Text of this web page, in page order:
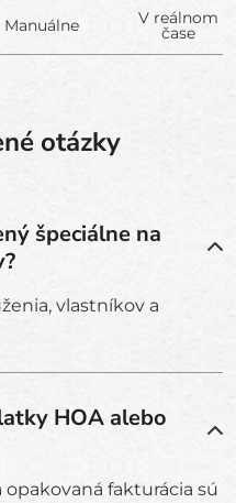
Manuálne V reálnom
čase
otázky
špeciálne na
vlastníkov a
HOA alebo
fakturácia sú